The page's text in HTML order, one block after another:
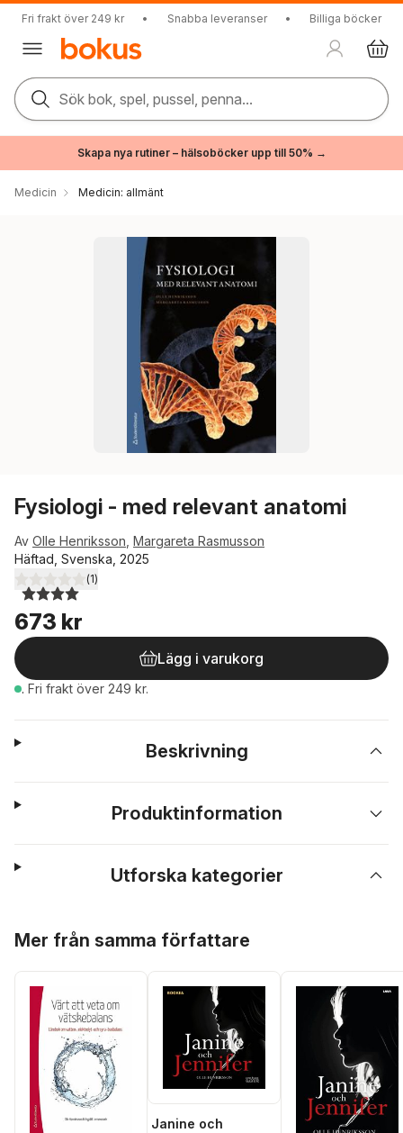
Fri frakt över 249 kr • Snabba leveranser • Billiga böcker
Sök bok, spel, pussel, penna...
Skapa nya rutiner – hälsoböcker upp till 50% →
Medicin Medicin: allmänt
Fysiologi - med relevant anatomi
Av Olle Henriksson Margareta Rasmusson
Häftad, Svenska, 2025
4,0utav 5 stjärnor. Totalt antal röster:
(1)
673 kr
Lägg i varukorg
. Fri frakt över 249 kr.
Beskrivning
Produktinformation
Utforska kategorier
Mer från samma författare
Janine och